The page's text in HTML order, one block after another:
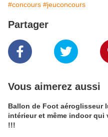
#concours #jeuconcours
Partager
Vous aimerez aussi
Ballon de Foot aéroglisseur lumineux
intérieur et même indoor qui
!!!